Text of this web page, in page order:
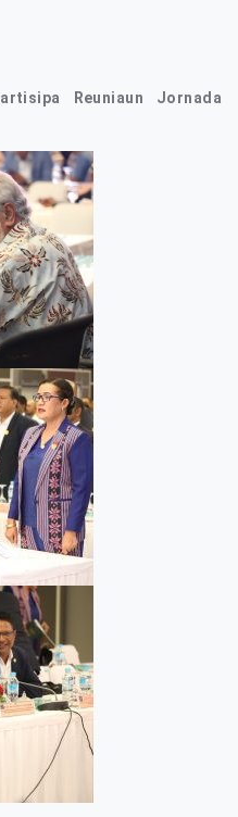
Reuniaun Jornada